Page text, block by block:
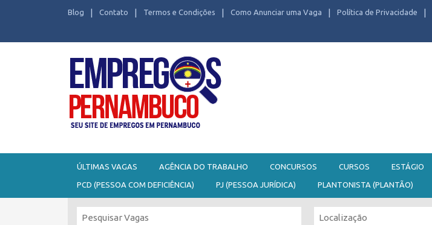
Blog Contato Termos e Condições Como Anunciar uma Vaga Política de Privacidade
ÚLTIMAS VAGAS AGÊNCIA DO TRABALHO CONCURSOS CURSOS ESTÁGIO
PCD (PESSOA COM DEFICIÊNCIA) PJ (PESSOA JURÍDICA) PLANTONISTA (PLANTÃO)